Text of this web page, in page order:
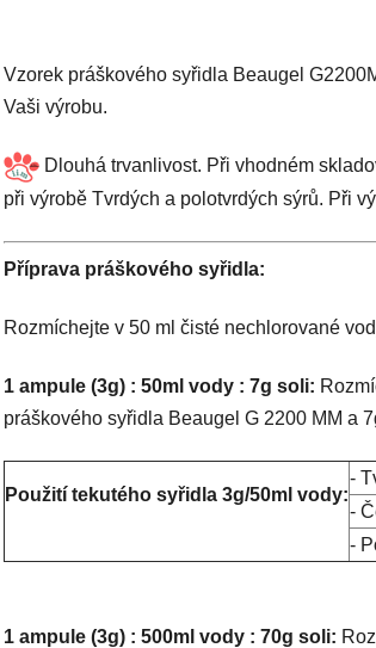
Vzorek práškového syřidla Beaugel
Vaši výrobu.
Dlouhá trvanlivost. Při vhodném
při výrobě Tvrdých a polotvrdých sýrů. Při
Příprava práškového syřidla:
Rozmíchejte v 50 ml čisté nechlorované
1 ampule (3g) : 50ml vody : 7g soli:
práškového syřidla Beaugel G 2200 MM a
Použití tekutého syřidla 3g/50ml vody:
-
-
-
1 ampule (3g) : 500ml vody : 70g soli: